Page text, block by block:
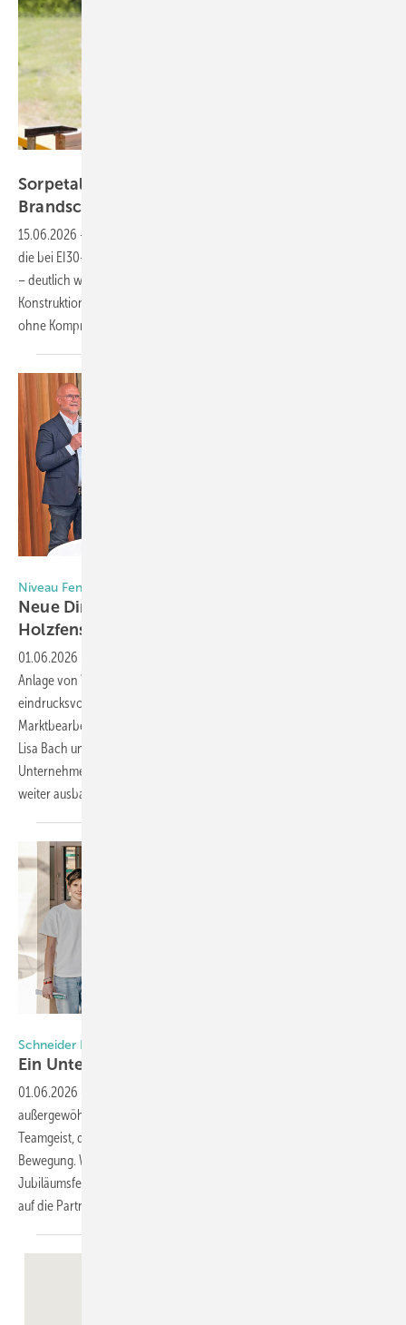
Sorpetaler entwickelt filigranste
Brandschutzfenster am
15.06.2026 -
die bei EI30-Klassifizierung nur 72 mm Flügelansichtsbreite aufweisen
– deutlich weniger als marktübliche Systeme. Die geprüften
Konstruktionen ermöglichen erstmals filigrane Fassadenlösungen
ohne Kompromisse bei den
Niveau Fenster
Neue D imensionen in der
Holzfensterproduktion
01.06.2026
Anlage von Working Process zeigt Niveau Fenster beim Kundenevent
eindrucksvoll, wie moderne Fertigungstechnologie und strategische
Marktbearbeitung zu nachhaltigem Wachstum führen. Vertriebsleiterin
Lisa Bach und Fertigungsleiter Andreas Malter erläutern, wie das
Unternehmen seine Position als innovativer Holzfensterproduzent
weiterausbaut.
Schneider Fensterbau in Güglingen
Ein Unternehmen seit 125 Jahren in
01.06.2026
außergewöhnlichen Projekten bis hin zu einem inspirierenden
Teamgeist, der alles antreibt: Schneider Fensterbau ist immer in
Bewegung. Wir haben die spannendsten Highlights von der
Jubiläumsfeier für Sie zusammengetragen und dabei auch einen Fokus
auf die Partnerschaften